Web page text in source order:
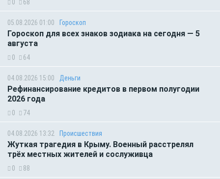
0 68
05.08.2026 01:00 Гороскоп
Гороскоп для всех знаков зодиака на сегодня — 5
августа
0 64
04.08.2026 15:00 Деньги
Рефинансирование кредитов в первом полугодии
2026 года
0 74
04.08.2026 13:32 Происшествия
Жуткая трагедия в Крыму. Военный расстрелял
трёх местных жителей и сослуживца
0 88